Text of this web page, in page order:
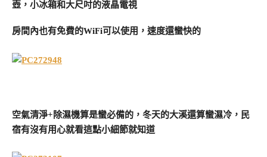
壺，小冰箱和大尺吋的液晶電視
房間內也有免費的WiFi可以使用，速度還蠻快的
空氣清淨+除濕機算是蠻必備的，冬天的大溪還算蠻濕冷，民
宿有沒有用心就看這點小細節就知道